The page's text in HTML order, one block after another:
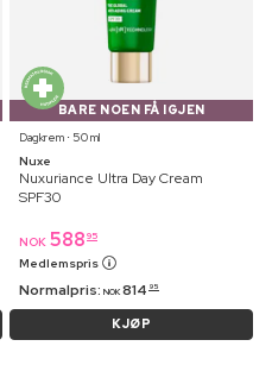
BARE NOEN FÅ IGJEN
Dagkrem ⋅ 50 ml
Nuxe
Nuxuriance Ultra Day Cream
SPF30
NOK 588 95
Medlemspris
Normalpris: NOK 814 95
KJØP